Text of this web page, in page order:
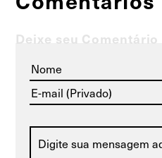
Deixe seu Comentário